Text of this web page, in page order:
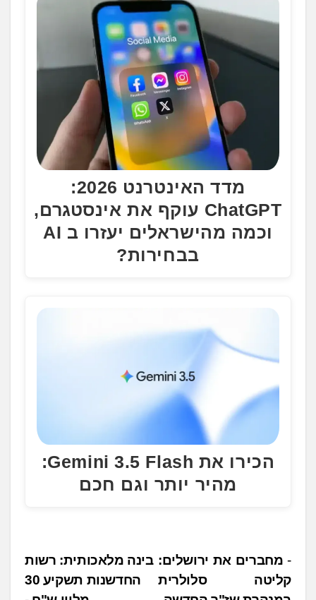
מדד האינטרנט 2026:
ChatGPT עוקף את אינסטגרם,
וכמה מהישראלים יעזרו ב AI
בבחירות?
הכירו את Gemini 3.5 Flash:
מהיר יותר וגם חכם
נ
י
בינה מלאכותית: רשות
החדשנות תשקיע 30
מחברים את ירושלים:
קליטה סלולרית